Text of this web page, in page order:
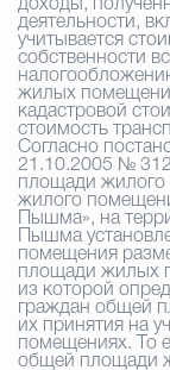
доходы,
деятельности,
учитывается
собственности
жилых
кадастровой
стоимость
Согласно
21.10.2005 №
площади жилого
жилого
Пышма», на
Пышма
помещения
площади жилых
из которой
граждан общей
их принятия на
помещениях. То
общей площади